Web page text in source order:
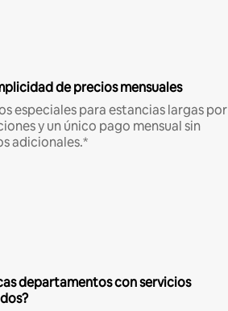
de precios mensuales
especiales para estancias largas por
y un único pago mensual sin
adicionales.*
departamentos con servicios